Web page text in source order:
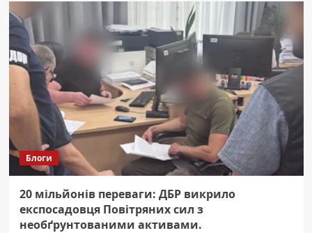
Блоги
20 мільйонів переваги: ДБР викрило
експосадовця Повітряних сил з
необґрунтованими активами.